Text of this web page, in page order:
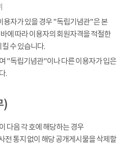
용자가 있을 경우 "독립기념관"은 본
에 따라 이용자의 회원자격을 적절한
수 있습니다.
"독립기념관"이나 다른 이용자가 입은
.
)
다음 각 호에 해당하는 경우
통지 없이 해당 공개게시물을 삭제할